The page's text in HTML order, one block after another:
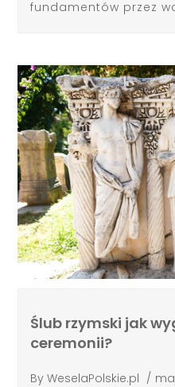
fundamentów przez
Ślub rzymski jak
ceremonii?
ByWeselaPolskie.pl /